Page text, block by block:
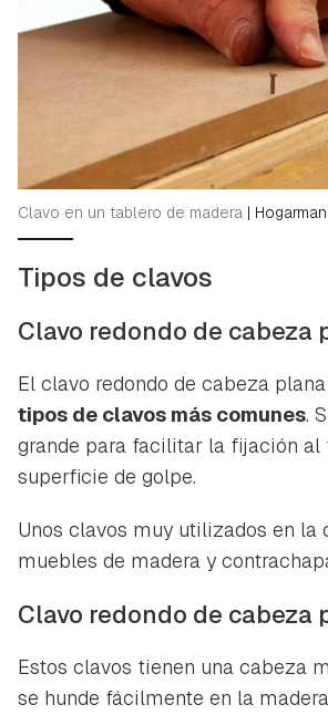
Clavo en un tablero de madera |
Tipos de clavos
Clavo redondo de cabeza
El clavo redondo de cabeza
tipos de clavos más comunes.
grande para facilitar la fijación al
superficie de golpe.
Unos clavos muy utilizados en la
muebles de madera y
Clavo redondo de cabeza
Estos clavos tienen una cabeza
se hunde fácilmente en la